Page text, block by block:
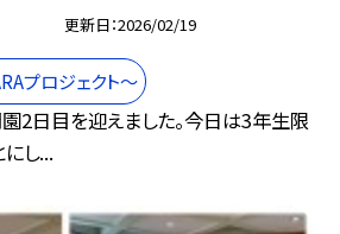
更新日 2026/02/19
プロジェクト～
園2日目を迎えました。今日は3年生限
し...